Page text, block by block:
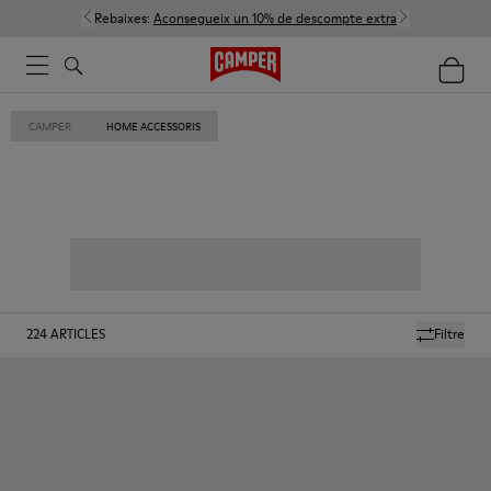
Rebaixes: Aconsegueix un 10% de descompte extra
CAMPER HOME ACCESSORIS
Filtre
224ARTICLES